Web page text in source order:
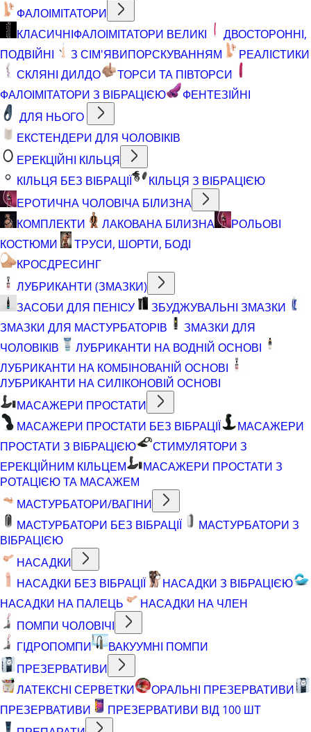
ФАЛОІМІТАТОРИ
КЛАСИЧНІФАЛОІМІТАТОРИ ВЕЛИКІ
ДВОСТОРОННІ,
ПОДВІЙНІ
З СІМ'ЯВИПОРСКУВАННЯМ
РЕАЛІСТИКИ
СКЛЯНІ ДИЛДО
ТОРСИ ТА ПІВТОРСИ
ФАЛОІМІТАТОРИ З ВІБРАЦІЄЮ
ФЕНТЕЗІЙНІ
ДЛЯ НЬОГО
ЕКСТЕНДЕРИ ДЛЯ ЧОЛОВІКІВ
ЕРЕКЦІЙНІ КІЛЬЦЯ
КІЛЬЦЯ БЕЗ ВІБРАЦІЇ
КІЛЬЦЯ З ВІБРАЦІЄЮ
ЕРОТИЧНА ЧОЛОВІЧА БІЛИЗНА
КОМПЛЕКТИ
ЛАКОВАНА БІЛИЗНА
РОЛЬОВІ
КОСТЮМИ
ТРУСИ, ШОРТИ, БОДІ
КРОСДРЕСИНГ
ЛУБРИКАНТИ (ЗМАЗКИ)
ЗАСОБИ ДЛЯ ПЕНІСУ
ЗБУДЖУВАЛЬНІ ЗМАЗКИ
ЗМАЗКИ ДЛЯ МАСТУРБАТОРІВ
ЗМАЗКИ ДЛЯ
ЧОЛОВІКІВ
ЛУБРИКАНТИ НА ВОДНІЙ ОСНОВІ
ЛУБРИКАНТИ НА КОМБІНОВАНІЙ ОСНОВІ
ЛУБРИКАНТИ НА СИЛІКОНОВІЙ ОСНОВІ
МАСАЖЕРИ ПРОСТАТИ
МАСАЖЕРИ ПРОСТАТИ БЕЗ ВІБРАЦІЇ
МАСАЖЕРИ
ПРОСТАТИ З ВІБРАЦІЄЮ
СТИМУЛЯТОРИ З
ЕРЕКЦІЙНИМ КІЛЬЦЕМ
МАСАЖЕРИ ПРОСТАТИ З
РОТАЦІЄЮ ТА МАСАЖЕМ
МАСТУРБАТОРИ/ВАГІНИ
МАСТУРБАТОРИ БЕЗ ВІБРАЦІЇ
МАСТУРБАТОРИ З
ВІБРАЦІЄЮ
НАСАДКИ
НАСАДКИ БЕЗ ВІБРАЦІЇ
НАСАДКИ З ВІБРАЦІЄЮ
НАСАДКИ НА ПАЛЕЦЬ
НАСАДКИ НА ЧЛЕН
ПОМПИ ЧОЛОВІЧІ
ГІДРОПОМПИ
ВАКУУМНІ ПОМПИ
ПРЕЗЕРВАТИВИ
ЛАТЕКСНІ СЕРВЕТКИ
ОРАЛЬНІ ПРЕЗЕРВАТИВИ
ПРЕЗЕРВАТИВИ
ПРЕЗЕРВАТИВИ ВІД 100 ШТ